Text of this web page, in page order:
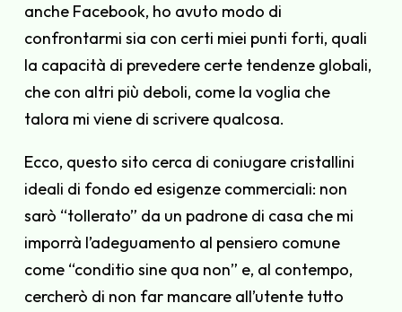
anche Facebook, ho avuto modo di
confrontarmi sia con certi miei punti forti, quali
la capacità di prevedere certe tendenze globali,
che con altri più deboli, come la voglia che
talora mi viene di scrivere qualcosa.
Ecco, questo sito cerca di coniugare cristallini
ideali di fondo ed esigenze commerciali: non
sarò “tollerato” da un padrone di casa che mi
imporrà l’adeguamento al pensiero comune
come “conditio sine qua non” e, al contempo,
cercherò di non far mancare all’utente tutto